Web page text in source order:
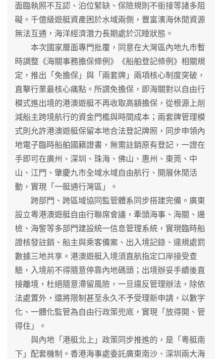
面臨執照不互認、泊位緊缺、保險規則不銜接等諸多阻
礙。千億級遊艇資產困於水域兩側，豐富濱海休閒資源
無法互通，海洋經濟潛力長期處於沉睡狀態。
本次國家層面專門批覆，同意在大灣區內地九市暫
時調整《海關事務擔保條例》《船舶登記條例》相關規
定，推出「免擔保」與「兩套牌」兩項核心制度突破，
直擊行業最核心痛點。所謂免擔保，即海關對以自由行
模式進出境的港澳遊艇不再收取高額擔保，從根源上削
減船主跨境航行的資金門檻與時間成本；兩套牌管理模
式則允許港澳遊艇保留本地合法登記牌照，同步申領內
地電子臨時船舶國籍證書，無需註銷原有登記，一證在
手即可在廣州、深圳、珠海、佛山、惠州、東莞、中
山、江門、肇慶九市全域水域自由航行、開展休閒活
動，實現「一艇通行灣區」。
跨部門、跨區域協同監管體系同步搭建完備。廣東
設立粵港澳遊艇自由行聯席會議，牽頭海事、海關、邊
檢、海警等多部門建設統一信息管理系統，實現臨時船
證核發註銷、船主與乘客備案、出入境記錄、違規處罰
數據三地共享。港澳遊艇入境須直航指定口岸接受查
驗，入境前不得隨意停靠內地碼頭；出境辦妥手續後直
接離境，杜絕隨意滯留風險，一旦違反管理辦法，除依
法處置外，還將限制甚至永久不予受理新申請，以數字
化、一體化監管為自由行政策兜底，實現「放得開、管
得住」。
與內地「港艇北上」政策同步推進的，是「粵艇南
下」配套機制。香港海事處委託廣東南沙、深圳兩大海